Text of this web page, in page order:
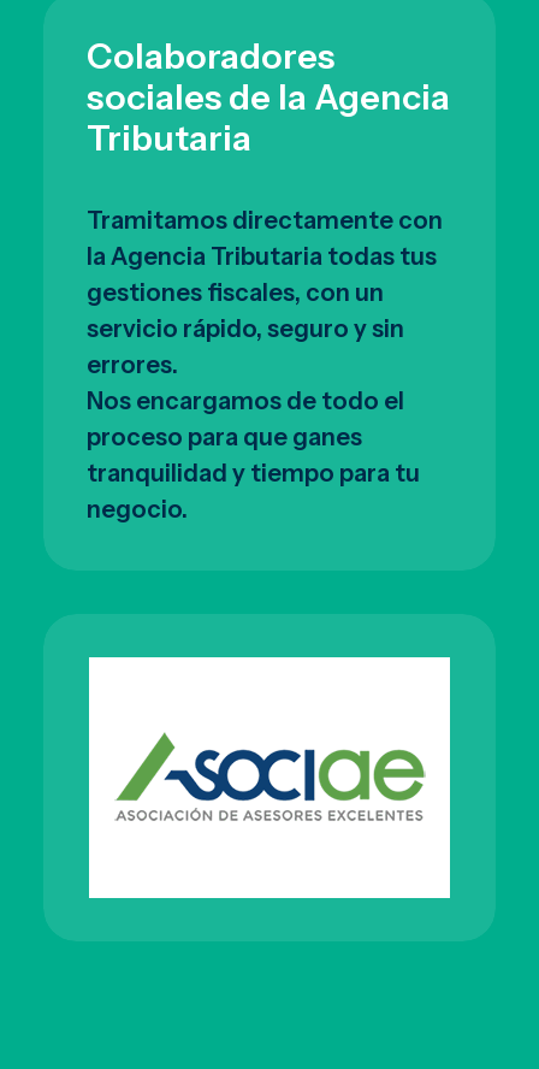
Colaboradores
sociales de la Agencia
Tributaria
Tramitamos directamente con
la Agencia Tributaria todas tus
gestiones fiscales, con un
servicio rápido, seguro y sin
errores.
Nos encargamos de todo el
proceso para que ganes
tranquilidad y tiempo para tu
negocio.